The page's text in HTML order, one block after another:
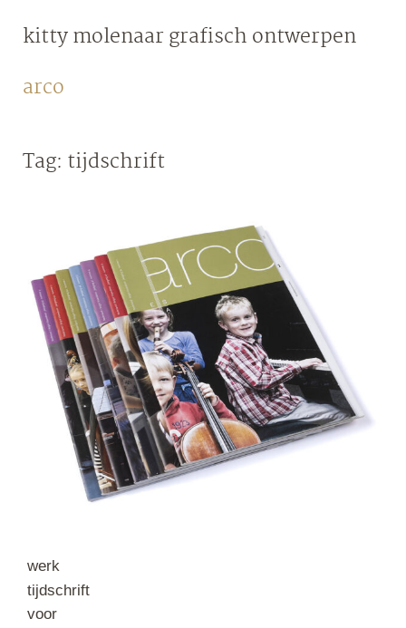
to
kitty molenaargrafisch ontwerpen
arco
Tag: tijdschrift
werk
tijdschrift
voor